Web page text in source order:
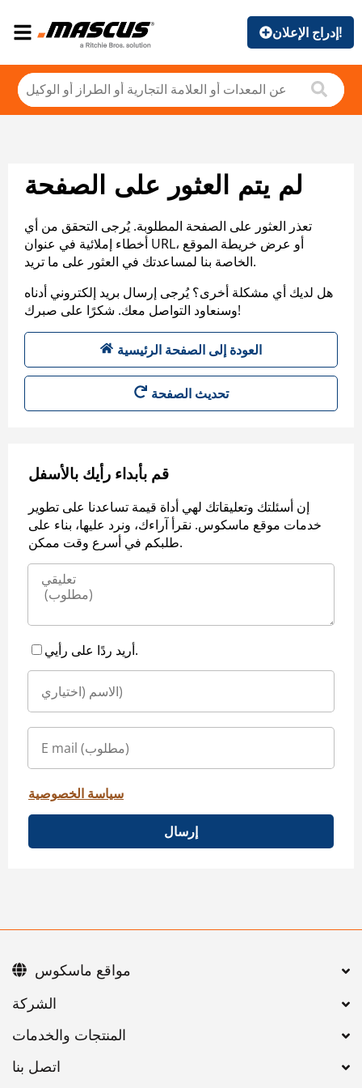
إدراج الإعلان!
لم يتم العثور على الصفحة
تعذر العثور على الصفحة المطلوبة. يُرجى التحقق من أي
أخطاء إملائية في عنوان URL، أو عرض خريطة الموقع
الخاصة بنا لمساعدتك في العثور على ما تريد.
هل لديك أي مشكلة أخرى؟ يُرجى إرسال بريد إلكتروني أدناه
وسنعاود التواصل معك. شكرًا على صبرك!
العودة إلى الصفحة الرئيسية
تحديث الصفحة
قم بأبداء رأيك بالأسفل
إن أسئلتك وتعليقاتك لهي أداة قيمة تساعدنا على تطوير
خدمات موقع ماسكوس. نقرأ آراءك، ونرد عليها، بناء على
طلبكم في أسرع وقت ممكن.
أريد ردًا على رأيي.
سياسة الخصوصية
إرسال
اتصل بنا
مواقع ماسكوس